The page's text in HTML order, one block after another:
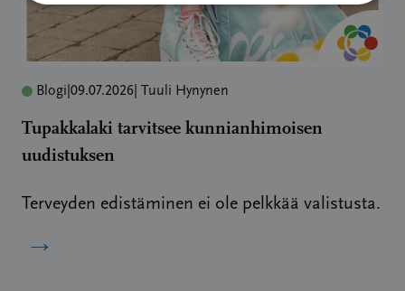
Blogi 09.07.2026 | Tuuli Hynynen
Tupakkalaki tarvitsee kunnianhimoisen
uudistuksen
Terveyden edistäminen ei ole pelkkää valistusta.
→